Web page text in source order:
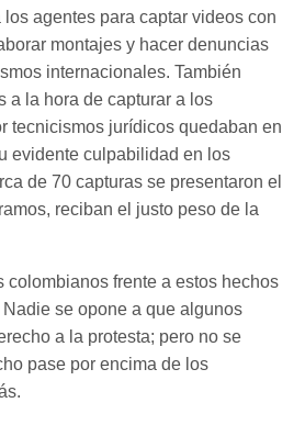
agentes para captar videos con
montajes y hacer denuncias
internacionales. También
a la hora de capturar a los
tecnicismos jurídicos quedaban en
evidente culpabilidad en los
de 70 capturas se presentaron el
reciban el justo peso de la
colombianos frente a estos hechos
se opone a que algunos
a la protesta; pero no se
pase por encima de los